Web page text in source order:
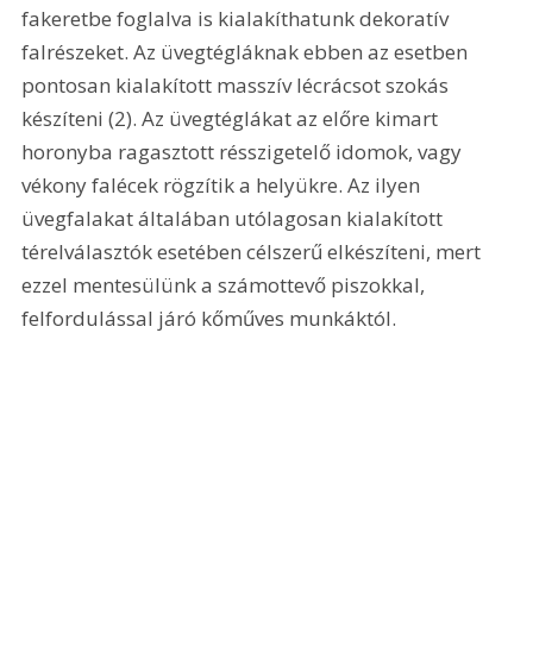
fakeretbe foglalva is kialakíthatunk dekoratív
falrészeket. Az üvegtégláknak ebben az esetben
pontosan kialakított masszív lécrácsot szokás
készíteni (2). Az üvegtéglákat az előre kimart
horonyba ragasztott résszigetelő idomok, vagy
vékony falécek rögzítik a helyükre. Az ilyen
üvegfalakat általában utólagosan kialakított
térelválasztók esetében célszerű elkészíteni, mert
ezzel mentesülünk a számottevő piszokkal,
felfordulással járó kőműves munkáktól.